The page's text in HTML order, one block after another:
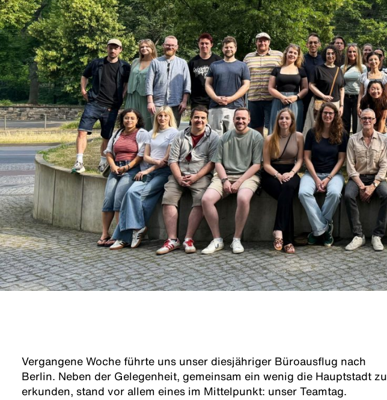
Vergangene Woche führte uns unser diesjähriger Büroausflug nach
Berlin. Neben der Gelegenheit, gemeinsam ein wenig die Hauptstadt zu
erkunden, stand vor allem eines im Mittelpunkt: unser Teamtag.